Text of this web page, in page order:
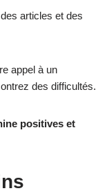
articles et des
appel à un
des difficultés.
positives et